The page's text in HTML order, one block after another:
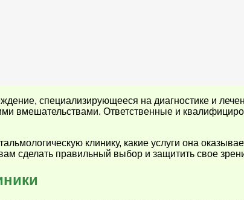
специализирующееся на диагностике и
вмешательствами. Ответственные и
клинику, какие услуги она
сделать правильный выбор и защитить свое